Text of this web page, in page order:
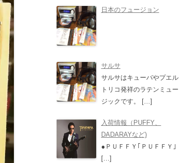
日本のフュージョン
サルサ
サルサはキューバやプエル
トリコ発祥のラテンミュー
ジックです。
[…]
入荷情報（PUFFY、
DADARAYなど)
●ＰＵＦＦＹ｢ＰＵＦＦＹ｣
[…]